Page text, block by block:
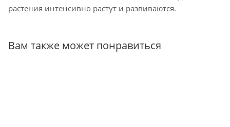
растения интенсивно растут и развиваются.
Вам также может понравиться